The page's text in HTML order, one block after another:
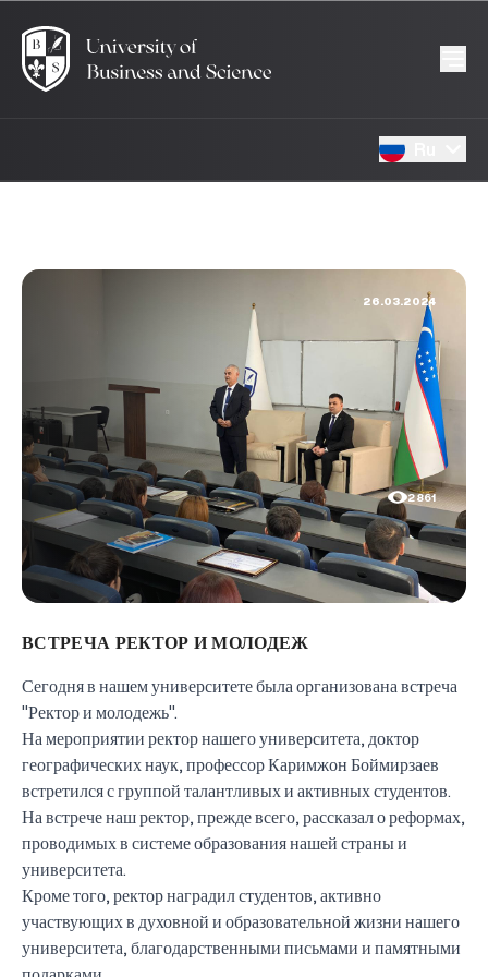
26.03.2024
2861
ВСТРЕЧА РЕКТОР И МОЛОДЕЖ
Сегодня в нашем университете была организована встреча
"Ректор и молодежь".
На мероприятии ректор нашего университета, доктор
географических наук, профессор Каримжон Боймирзаев
встретился с группой талантливых и активных студентов.
На встрече наш ректор, прежде всего, рассказал о реформах,
проводимых в системе образования нашей страны и
университета.
Кроме того, ректор наградил студентов, активно
участвующих в духовной и образовательной жизни нашего
университета, благодарственными письмами и памятными